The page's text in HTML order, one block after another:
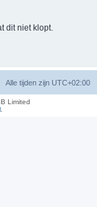
dit niet klopt.
Alle tijden zijn UTC+02:00
Limited